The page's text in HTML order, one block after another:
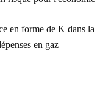
en forme de K dans la
en gaz